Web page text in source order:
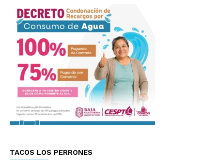
TACOS LOS PERRONES